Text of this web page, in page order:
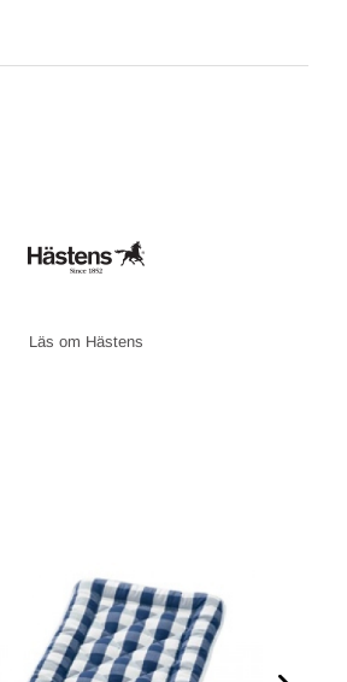
Hästens